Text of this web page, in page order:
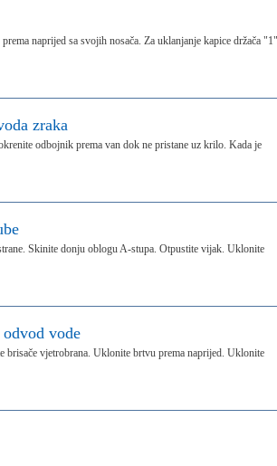
naprijed sa svojih nosača. Za uklanjanje kapice držača
zraka
odbojnik prema van dok ne pristane uz krilo. Kada je
Skinite donju oblogu A-stupa. Otpustite vijak. Uklonite
vode
vjetrobrana. Uklonite brtvu prema naprijed. Uklonite